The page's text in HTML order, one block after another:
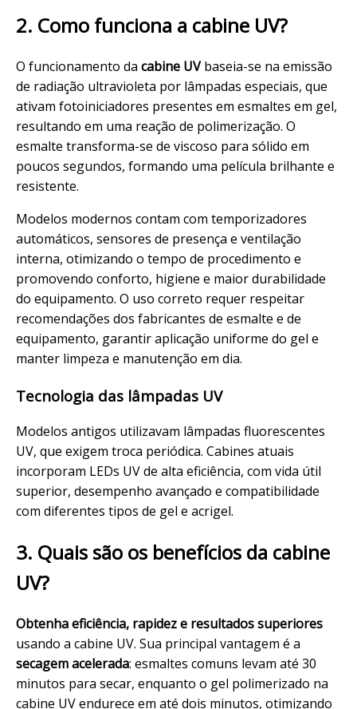
2. Como funciona a cabine UV?
O funcionamento da cabine UVbaseia-se na emissão
de radiação ultravioleta por lâmpadas especiais, que
ativam fotoiniciadores presentes em esmaltes em gel,
resultando em uma reação de polimerização. O
esmalte transforma-se de viscoso para sólido em
poucos segundos, formando uma película brilhante e
resistente.
Modelos modernos contam com temporizadores
automáticos, sensores de presença e ventilação
interna, otimizando o tempo de procedimento e
promovendo conforto, higiene e maiordurabilidade
do equipamento. O uso correto requer respeitar
recomendações dos fabricantes de esmalte e de
equipamento, garantiraplicação uniforme do gel e
manter limpeza e manutenção em dia.
Tecnologia das lâmpadas UV
Modelos antigos utilizavam lâmpadas fluorescentes
UV, que exigem troca periódica. Cabines atuais
incorporam LEDs UV de alta eficiência, com vida útil
superior, desempenho avançado e compatibilidade
com diferentes tipos de gel e acrigel.
3. Quais são os benefícios da cabine
UV?
Obtenha eficiência, rapidez e resultados superiores
usando a cabine UV. Sua principal vantagem é a
secagem acelerada: esmaltes comuns levam até 30
minutos para secar, enquanto o gel polimerizado na
cabine UV endurece em até dois minutos, otimizando